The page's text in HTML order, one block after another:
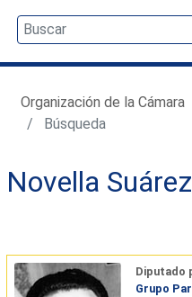
Organización de la Cámara
Búsqueda
Novella
Diputado
Grupo